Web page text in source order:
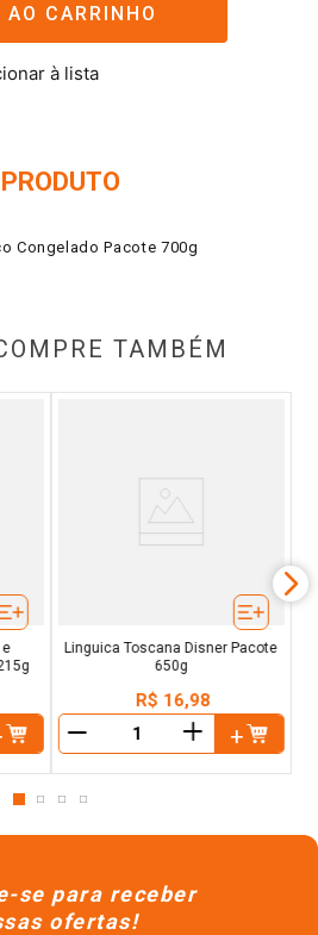
CARRINHO
Congelado Pacote 700g
TAMBÉM
Linguica Toscana Disner Pacote
650g
R$ 16,98
＋
se para receber
ofertas!